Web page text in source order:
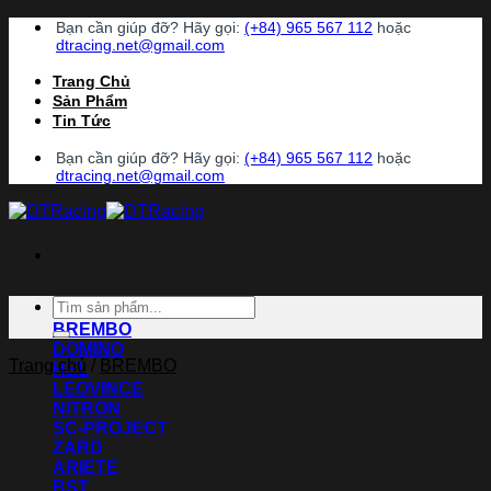
Chuyển
dung
Bạn cần giúp đỡ? Hãy gọi: (+84) 965 567 112 hoặc
dtracing.net@gmail.com
Trang Chủ
Sản Phẩm
Tin Tức
Bạn cần giúp đỡ? Hãy gọi: (+84) 965 567 112 hoặc
dtracing.net@gmail.com
ACCOSSATO
BREMBO
DOMINO
HEL
LEOVINCE
NITRON
SC-PROJECT
ZARD
ARIETE
BST
Tìm
kiếm:
Trang chủ / BREMBO